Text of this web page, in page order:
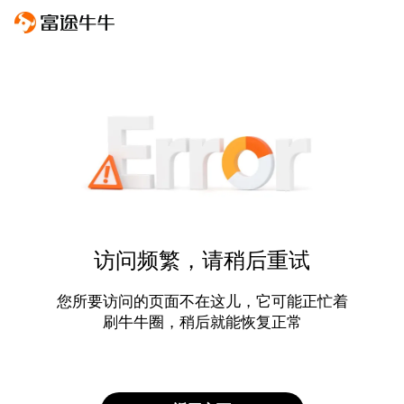
访问频繁，请稍后重试
您所要访问的页面不在这儿，它可能正忙着
刷牛牛圈，稍后就能恢复正常